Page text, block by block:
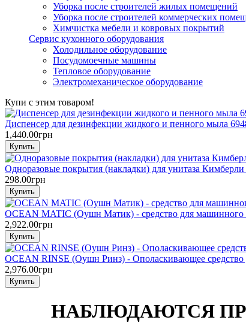
Уборка после строителей жилых помещений
Уборка после строителей коммерческих
Химчистка мебели и ковровых покрытий
Сервис кухонного оборудования
Холодильное оборудование
Посудомоечные машины
Тепловое оборудование
Электромеханическое оборудование
Купи с этим товаром!
Диспенсер для дезинфекции жидкого и пенного мыла
1,440.00грн
Одноразовые покрытия (накладки) для унитаза
298.00грн
OCEAN MATIC (Оушн Матик) - средство для машинного
2,922.00грн
OCEAN RINSE (Оушн Ринз) - Ополаскивающее
2,976.00грн
НАБЛЮДАЮТСЯ